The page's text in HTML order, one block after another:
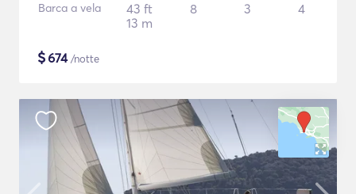
Barca a vela
43 ft
13 m
8 3 4
$674/notte